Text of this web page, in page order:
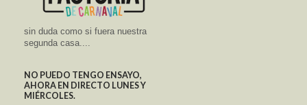
sin duda como si fuera nuestra
segunda casa....
NO PUEDO TENGO ENSAYO,
AHORA EN DIRECTO LUNES Y
MIÉRCOLES.